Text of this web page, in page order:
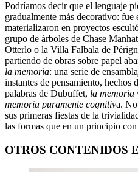
Podríamos decir que el lenguaje
gradualmente más decorativo: fue
materializaron en proyectos
grupo de árboles de Chase
Otterlo o la Villa Falbala de
partiendo de obras sobre papel
la memoria: una serie de
instantes de pensamiento, hechos
palabras de Dubuffet, la memoria
memoria puramente cognitiva.
sus primeras fiestas de la
las formas que en un principio
OTROS CONTENIDOS